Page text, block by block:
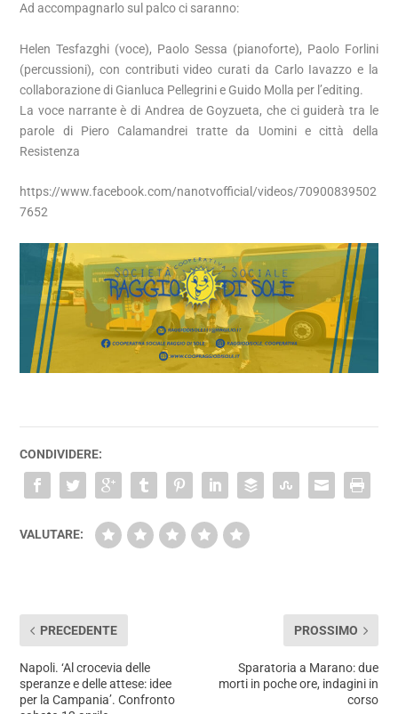
Ad accompagnarlo sul palco ci saranno:
Helen Tesfazghi (voce), Paolo Sessa (pianoforte), Paolo Forlini
(percussioni), con contributi video curati da Carlo Iavazzo e la
collaborazione di Gianluca Pellegrini e Guido Molla per l’editing.
La voce narrante è di Andrea de Goyzueta, che ci guiderà tra le
parole di Piero Calamandrei tratte da Uomini e città della
Resistenza
https://www.facebook.com/nanotvofficial/videos/70900839502
7652
CONDIVIDERE:
VALUTARE:
PRECEDENTE
Napoli. ‘Al crocevia delle
speranze e delle attese: idee
per la Campania’. Confronto
PROSSIMO
Sparatoria a Marano: due
morti in poche ore, indagini in
corso